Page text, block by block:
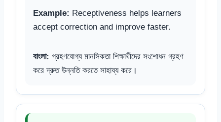
Example: Receptiveness helps learners
accept correction and improve faster.
বাংলা: গ্রহণযোগ্য মানসিকতা শিক্ষার্থীদের সংশোধন গ্রহণ
করে দ্রুত উন্নতি করতে সাহায্য করে।